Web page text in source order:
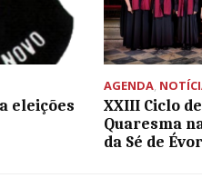
eleições
AGENDA,
XXIII Ciclo
Quaresma
da Sé de